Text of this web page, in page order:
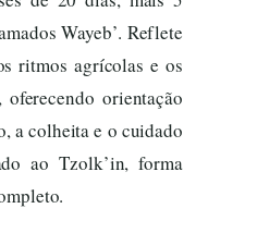
Wayeb’. Reflete
ritmos agrícolas e os
oferecendo orientação
a colheita e o cuidado
ao Tzolk’in, forma